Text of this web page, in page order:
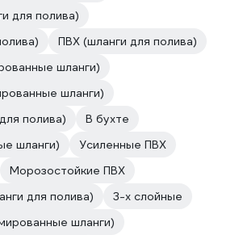
для полива)
ПВХ (шланги для полива)
шланги)
шланги)
полива)
В бухте
шланги)
Усиленные ПВХ
Морозостойкие ПВХ
для полива)
3-х слойные
шланги)